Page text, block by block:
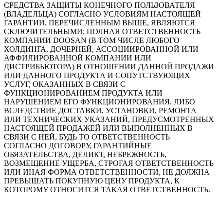
СРЕДСТВА ЗАЩИТЫ КОНЕЧНОГО ПОЛЬЗОВАТЕЛЯ
(ВЛАДЕЛЬЦА) СОГЛАСНО УСЛОВИЯМ НАСТОЯЩЕЙ
ГАРАНТИИ, ПЕРЕЧИСЛЕННЫМ ВЫШЕ, ЯВЛЯЮТСЯ
СКЛЮЧИТЕЛЬНЫМИ; ПОЛНАЯ ОТВЕТСТВЕННОСТЬ
КОМПАНИИ DOOSAN (В ТОМ ЧИСЛЕ ЛЮБОГО
ХОЛДИНГА, ДОЧЕРНЕЙ, АССОЦИИРОВАННОЙ ИЛИ
АФФИЛИРОВАННОЙ КОМПАНИИ ИЛИ
ДИСТРИБЬЮТОРА) В ОТНОШЕНИИ ДАННОЙ ПРОДАЖИ
ИЛИ ДАННОГО ПРОДУКТА И СОПУТСТВУЮЩИХ
УСЛУГ, ОКАЗАННЫХ В СВЯЗИ С
ФУНКЦИОНИРОВАНИЕМ ПРОДУКТА ИЛИ
НАРУШЕНИЕМ ЕГО ФУНКЦИОНИРОВАНИЯ, ЛИБО
ВСЛЕДСТВИЕ ДОСТАВКИ, УСТАНОВКИ, РЕМОНТА
ИЛИ ТЕХНИЧЕСКИХ УКАЗАНИЙ, ПРЕДУСМОТРЕННЫХ
НАСТОЯЩЕЙ ПРОДАЖЕЙ ИЛИ ВЫПОЛНЕННЫХ В
СВЯЗИ С НЕЙ, БУДЬ ТО ОТВЕТСТВЕННОСТЬ
СОГЛАСНО ДОГОВОРУ, ГАРАНТИЙНЫЕ
ОБЯЗАТЕЛЬСТВА, ДЕЛИКТ, НЕБРЕЖНОСТЬ,
ВОЗМЕЩЕНИЕ УЩЕРБА, СТРОГАЯ ОТВЕТСТВЕННОСТЬ
ИЛИ ИНАЯ ФОРМА ОТВЕТСТВЕННОСТИ, НЕ ДОЛЖНА
ПРЕВЫШАТЬ ПОКУПНУЮ ЦЕНУ ПРОДУКТА, К
КОТОРОМУ ОТНОСИТСЯ ТАКАЯ ОТВЕТСТВЕННОСТЬ.